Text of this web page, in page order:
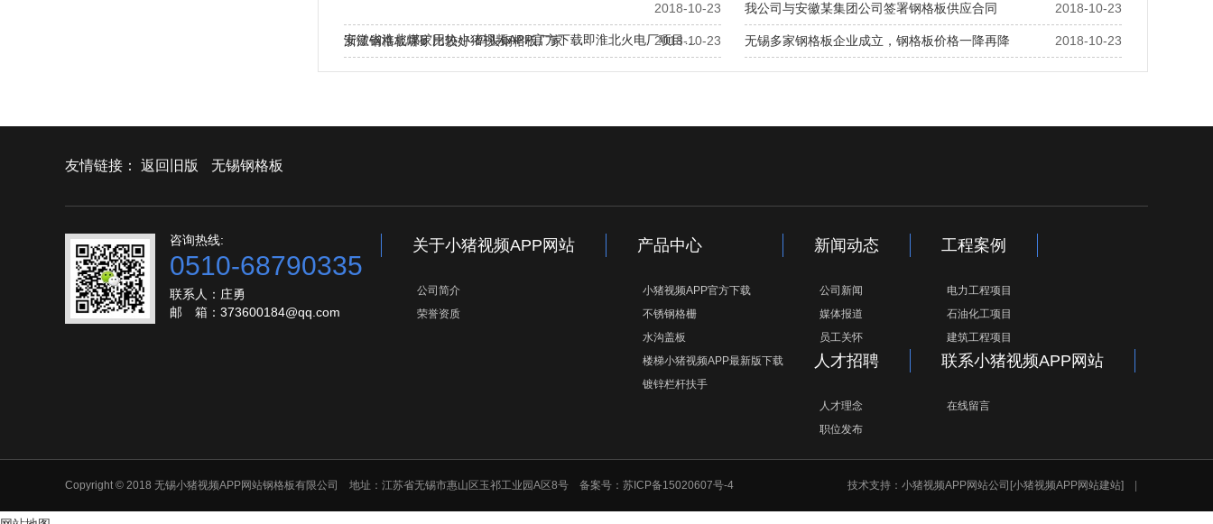
2018-10-23
安徽省淮北煤矿用热小猪视频APP官方下载即淮北火电厂项目…
2018-10-23
我公司与安徽某集团公司签署钢格板供应合同
2018-10-23
浙江钢格板哪家比较好-码头钢格板厂家 2018-10-23
无锡多家钢格板企业成立，钢格板价格一降再降
友情链接： 返回旧版 无锡钢格板
咨询热线:
0510-68790335
联系人：庄勇
邮 箱：373600184@qq.com
关于小猪视频APP网站
公司简介
荣誉资质
产品中心
小猪视频APP官方下载
不锈钢格栅
水沟盖板
楼梯小猪视频APP最新版下载
镀锌栏杆扶手
新闻动态
公司新闻
媒体报道
员工关怀
工程案例
电力工程项目
石油化工项目
建筑工程项目
人才招聘
人才理念
职位发布
联系小猪视频APP网站
在线留言
Copyright © 2018 无锡小猪视频APP网站钢格板有限公司 地址：江苏省无锡市惠山区玉祁工业园A区8号 备案号： 苏ICP备15020607号-4 技术支持： 小猪视频APP网站公司 [小猪视频APP网站建站]